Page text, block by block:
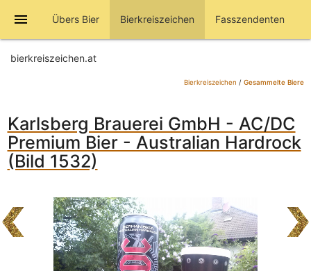
menu Übers Bier Bierkreiszeichen Fasszendenten
bierkreiszeichen.at
Bierkreiszeichen / Gesammelte Biere
Karlsberg Brauerei GmbH - AC/DC
Premium Bier - Australian Hardrock
(Bild 1532)